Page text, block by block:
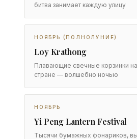
битва занимает каждую улицу
НОЯБРЬ (ПОЛНОЛУНИЕ)
Loy Krathong
Плавающие свечные корзинки
стране — волшебно ночью
НОЯБРЬ
Yi Peng Lantern Festival
Тысячи бумажных фонариков,